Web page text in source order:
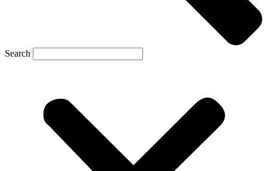
Search